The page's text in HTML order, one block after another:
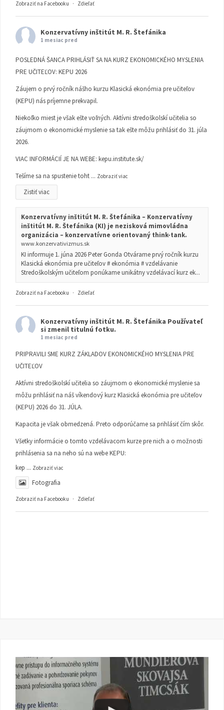
Zobraziť na Facebooku · Zdieľať
Konzervatívny inštitút M. R. Štefánika
1 mesiac pred
POSLEDNÁ ŠANCA PRIHLÁSIŤ SA NA KURZ EKONOMICKÉHO MYSLENIA
PRE UČITEĽOV: KEPU 2026
Záujem o prvý ročník nášho kurzu Klasická ekonómia pre učiteľov
(KEPU) nás príjemne prekvapil.
Niekoľko miest je však ešte voľných. Aktívni stredoškolskí učitelia so
záujmom o ekonomické myslenie sa tak ešte môžu prihlásiť do 31. júla
2026.
VIAC INFORMÁCIÍ JE NA WEBE: kepu.institute.sk/
Tešíme sa na spustenie toht ... Zobraziť viac
Zistiť viac
Konzervatívny inštitút M. R. Štefánika – Konzervatívny
inštitút M. R. Štefánika (KI) je nezisková mimovládna
organizácia – konzervatívne orientovaný think-tank.
www.konzervativizmus.sk
KI informuje 1. júna 2026 Peter Gonda Otvárame prvý ročník kurzu
Klasická ekonómia pre učiteľov # ekonómia # vzdelávanie
Stredoškolským učiteľom ponúkame unikátny vzdelávací kurz ek...
Zobraziť na Facebooku · Zdieľať
Konzervatívny inštitút M. R. Štefánika Používateľ
si zmenil titulnú fotku.
1 mesiac pred
PRIPRAVILI SME KURZ ZÁKLADOV EKONOMICKÉHO MYSLENIA PRE
UČITEĽOV
Aktívni stredoškolskí učitelia so záujmom o ekonomické myslenie sa
môžu prihlásiť na náš víkendový kurz Klasická ekonómia pre učiteľov
(KEPU) 2026 do 31. JÚLA.
Kapacita je však obmedzená. Preto odporúčame sa prihlásiť čím skôr.
Všetky informácie o tomto vzdelávacom kurze pre nich a o možnosti
prihlásenia sa na neho sú na webe KEPU:
kep ... Zobraziť viac
Fotografia
Zobraziť na Facebooku · Zdieľať